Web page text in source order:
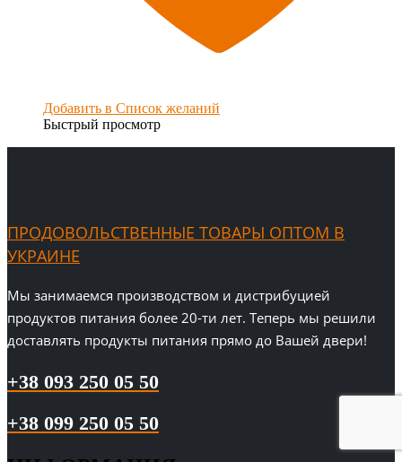
Добавить в Список желаний
Быстрый просмотр
ПРОДОВОЛЬСТВЕННЫЕ ТОВАРЫ ОПТОМ В
УКРАИНЕ
Мы занимаемся производством и дистрибуцией
продуктов питания более 20-ти лет. Теперь мы решили
доставлять продукты питания прямо до Вашей двери!
+38 093 250 05 50
+38 099 250 05 50